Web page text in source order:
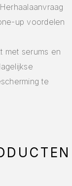
up voordelen
met serums en
te